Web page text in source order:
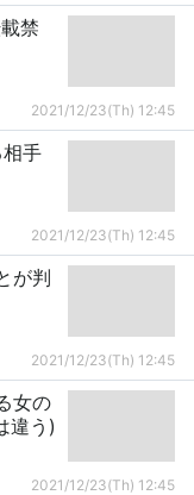
禁
2021/12/23(Th) 12:45
手
2021/12/23(Th) 12:45
が判
2021/12/23(Th) 12:45
女の
違う)
2021/12/23(Th) 12:45